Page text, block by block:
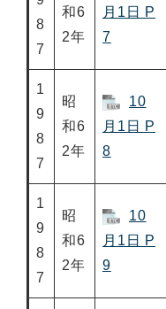
8
7
和6
2年
月1日 P
7
1
9
8
7
昭
和6
2年
10
月1日 P
8
1
9
8
7
昭
和6
2年
10
月1日 P
9